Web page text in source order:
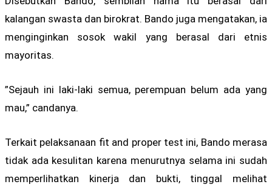
kalangan swasta dan birokrat. Bando juga mengatakan, ia
menginginkan sosok wakil yang berasal dari etnis
mayoritas.
”Sejauh ini laki-laki semua, perempuan belum ada yang
mau,” candanya.
Terkait pelaksanaan fit and proper test ini, Bando merasa
tidak ada kesulitan karena menurutnya selama ini sudah
memperlihatkan kinerja dan bukti, tinggal melihat